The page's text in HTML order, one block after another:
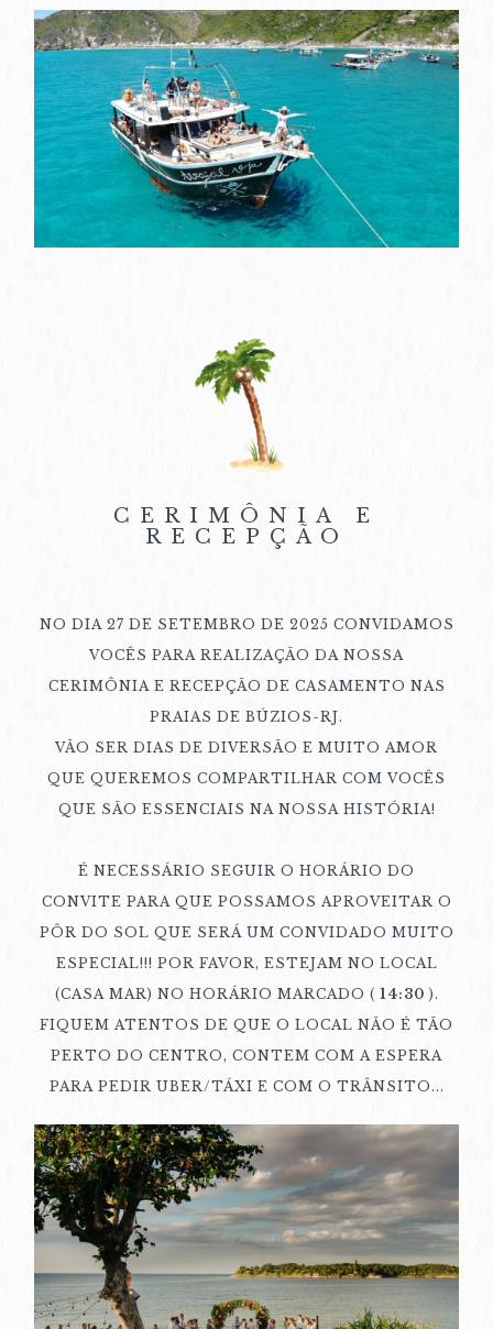
CERIMÔNIA E
RECEPÇÃO
NO DIA 27 DE SETEMBRO DE 2025 CONVIDAMOS
VOCÊS PARA REALIZAÇÃO DA NOSSA
CERIMÔNIA E RECEPÇÃO DE CASAMENTO NAS
PRAIAS DE BÚZIOS-RJ.
VÃO SER DIAS DE DIVERSÃO E MUITO AMOR
QUE QUEREMOS COMPARTILHAR COM VOCÊS
QUE SÃO ESSENCIAIS NA NOSSA HISTÓRIA!
É NECESSÁRIO SEGUIR O HORÁRIO DO
CONVITE PARA QUE POSSAMOS APROVEITAR O
PÔR DO SOL QUE SERÁ UM CONVIDADO MUITO
ESPECIAL!!! POR FAVOR, ESTEJAM NO LOCAL
(CASA MAR) NO HORÁRIO MARCADO ( 14:30 ).
FIQUEM ATENTOS DE QUE O LOCAL NÃO É TÃO
PERTO DO CENTRO, CONTEM COM A ESPERA
PARA PEDIR UBER/TÁXI E COM O TRÂNSITO...